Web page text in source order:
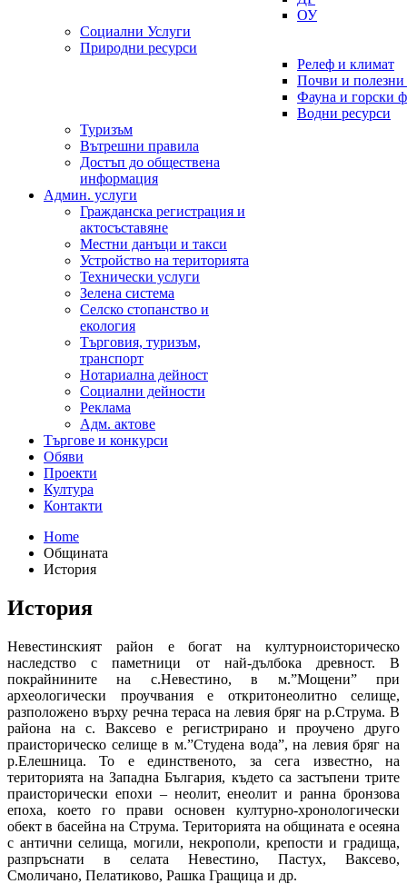
ОУ
Социални Услуги
Природни ресурси
Релеф и климат
Почви и полезни
Фауна и горски
Водни ресурси
Туризъм
Вътрешни правила
Достъп до обществена
информация
Админ. услуги
Гражданска регистрация и
актосъставяне
Местни данъци и такси
Устройство на територията
Технически услуги
Зелена система
Селско стопанство и
екология
Търговия, туризъм,
транспорт
Нотариална дейност
Социални дейности
Реклама
Адм. актове
Търгове и конкурси
Обяви
Проекти
Култура
Контакти
Home
Общината
История
История
Невестинският район е богат на културноисторическо
наследство с паметници от най-дълбока древност. В
покрайнините на с.Невестино, в м.”Мощени” при
археологически проучвания е откритонеолитно селище,
разположено върху речна тераса на левия бряг на р.Струма. В
района на с. Ваксево е регистрирано и проучено друго
праисторическо селище в м.”Студена вода”, на левия бряг на
р.Елешница. То е единственото, за сега известно, на
територията на Западна България, където са застъпени трите
праисторически епохи – неолит, енеолит и ранна бронзова
епоха, което го прави основен културно-хронологически
обект в басейна на Струма. Територията на общината е осеяна
с антични селища, могили, некрополи, крепости и градища,
разпръснати в селата Невестино, Пастух, Ваксево,
Смоличано, Пелатиково, Рашка Гращица и др.